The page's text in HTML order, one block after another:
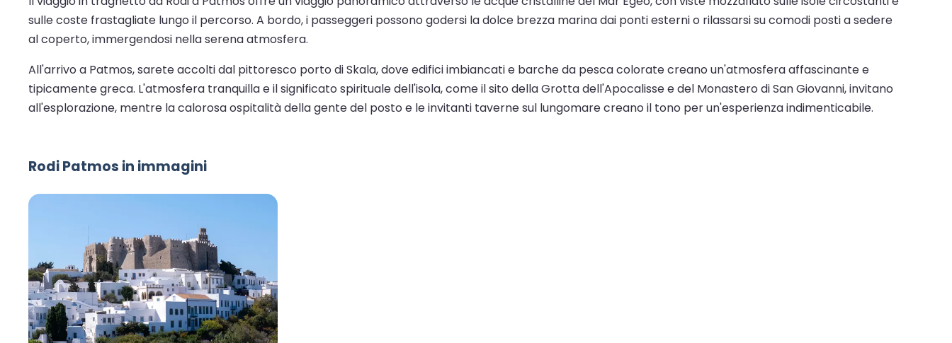
sulle coste frastagliate lungo il percorso. A bordo, i passeggeri possono godersi la dolce brezza marina dai ponti esterni o rilassarsi su comodi posti a sedere
al coperto, immergendosi nella serena atmosfera.
All'arrivo a Patmos, sarete accolti dal pittoresco porto di Skala, dove edifici imbiancati e barche da pesca colorate creano un'atmosfera affascinante e
tipicamente greca. L'atmosfera tranquilla e il significato spirituale dell'isola, come il sito della Grotta dell'Apocalisse e del Monastero di San Giovanni, invitano
all'esplorazione, mentre la calorosa ospitalità della gente del posto e le invitanti taverne sul lungomare creano il tono per un'esperienza indimenticabile.
Rodi Patmos in immagini